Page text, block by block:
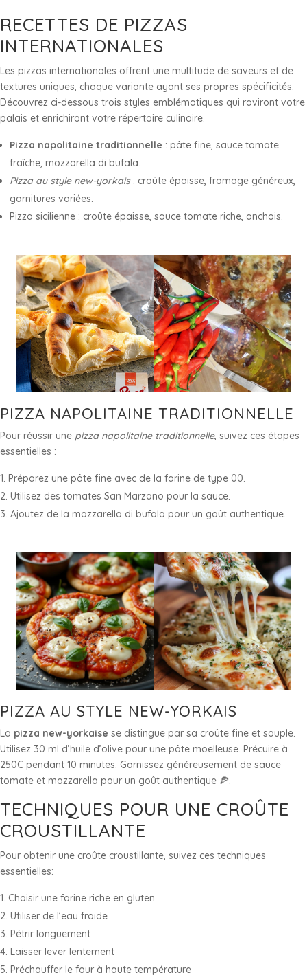
RECETTES DE PIZZAS
INTERNATIONALES
Les pizzas internationales offrent une multitude de saveurs et de
textures uniques, chaque variante ayant ses propres spécificités.
Découvrez ci-dessous trois styles emblématiques qui raviront votre
palais et enrichiront votre répertoire culinaire.
Pizza napolitaine traditionnelle : pâte fine, sauce tomate
fraîche, mozzarella di bufala.
Pizza au style new-yorkais: croûte épaisse, fromage généreux,
garnitures variées.
Pizza sicilienne : croûte épaisse, sauce tomate riche, anchois.
PIZZA NAPOLITAINE TRADITIONNELLE
Pour réussir une pizza napolitaine traditionnelle, suivez ces étapes
essentielles :
Préparez une pâte fine avec de la farine de type 00.
Utilisez des tomates San Marzano pour la sauce.
Ajoutez de la mozzarella di bufala pour un goût authentique.
PIZZA AU STYLE NEW-YORKAIS
La pizza new-yorkaise se distingue par sa croûte fine et souple.
Utilisez 30 ml d’huile d’olive pour une pâte moelleuse. Précuire à
250C pendant 10 minutes. Garnissez généreusement de sauce
tomate et mozzarella pour un goût authentique 🍕.
TECHNIQUES POUR UNE CROÛTE
CROUSTILLANTE
Pour obtenir une croûte croustillante, suivez ces techniques
essentielles:
Choisir une farine riche en gluten
Utiliser de l’eau froide
Pétrir longuement
Laisser lever lentement
Préchauffer le four à haute température